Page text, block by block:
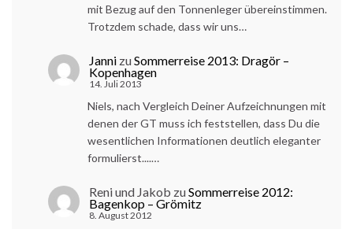
mit Bezug auf den Tonnenleger übereinstimmen.
Trotzdem schade, dass wir uns…
Janni zuSommerreise 2013: Dragör –
Kopenhagen
14. Juli 2013
Niels, nach Vergleich Deiner Aufzeichnungen mit
denen der GT muss ich feststellen, dass Du die
wesentlichen Informationen deutlich eleganter
formulierst....…
Reni und Jakob zuSommerreise 2012:
Bagenkop – Grömitz
8. August 2012